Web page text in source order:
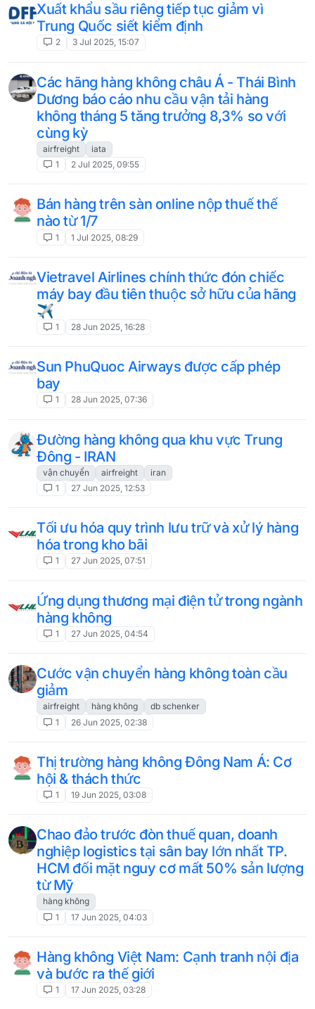
Xuất khẩu sầu riêng tiếp tục giảm vì
Trung Quốc siết kiểm định
2 3 Jul 2025, 15:07
Các hãng hàng không châu Á - Thái Bình
Dương báo cáo nhu cầu vận tải hàng
không tháng 5 tăng trưởng 8,3% so với
cùng kỳ
airfreight
iata
1
2 Jul 2025, 09:55
Bán hàng trên sàn online nộp thuế thế
nào từ 1/7
1 1 Jul 2025, 08:29
Vietravel Airlines chính thức đón chiếc
máy bay đầu tiên thuộc sở hữu của hãng
✈️
1 28 Jun 2025, 16:28
Sun PhuQuoc Airways được cấp phép
bay
1 28 Jun 2025, 07:36
Đường hàng không qua khu vực Trung
Đông - IRAN
vận chuyển airfreight
iran
1
27 Jun 2025, 12:53
Tối ưu hóa quy trình lưu trữ và xử lý hàng
hóa trong kho bãi
1 27 Jun 2025, 07:51
Ứng dụng thương mại điện tử trong ngành
hàng không
1 27 Jun 2025, 04:54
Cước vận chuyển hàng không toàn cầu
giảm
airfreight hàng không
db schenker
1
26 Jun 2025, 02:38
Thị trường hàng không Đông Nam Á: Cơ
hội & thách thức
1 19 Jun 2025, 03:08
Chao đảo trước đòn thuế quan, doanh
nghiệp logistics tại sân bay lớn nhất TP.
HCM đối mặt nguy cơ mất 50% sản lượng
từ Mỹ
hàng không
1
17 Jun 2025, 04:03
Hàng không Việt Nam: Cạnh tranh nội địa
và bước ra thế giới
1 17 Jun 2025, 03:28